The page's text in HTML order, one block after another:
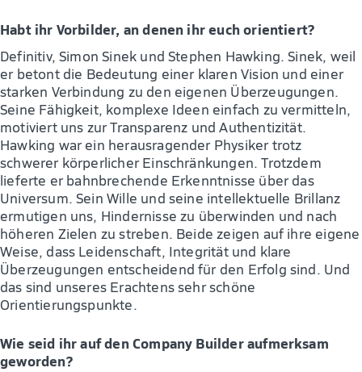
Habt ihr Vorbilder, an denen ihr euch orientiert?
Definitiv, Simon Sinek und Stephen Hawking. Sinek, weil
er betont die Bedeutung einer klaren Vision und einer
starken Verbindung zu den eigenen Überzeugungen.
Seine Fähigkeit, komplexe Ideen einfach zu vermitteln,
motiviert uns zur Transparenz und Authentizität.
Hawking war ein herausragender Physiker trotz
schwerer körperlicher Einschränkungen. Trotzdem
lieferte er bahnbrechende Erkenntnisse über das
Universum. Sein Wille und seine intellektuelle Brillanz
ermutigen uns, Hindernisse zu überwinden und nach
höheren Zielen zu streben. Beide zeigen auf ihre eigene
Weise, dass Leidenschaft, Integrität und klare
Überzeugungen entscheidend für den Erfolg sind. Und
das sind unseres Erachtens sehr schöne
Orientierungspunkte.
Wie seid ihr auf den Company Builder aufmerksam
geworden?